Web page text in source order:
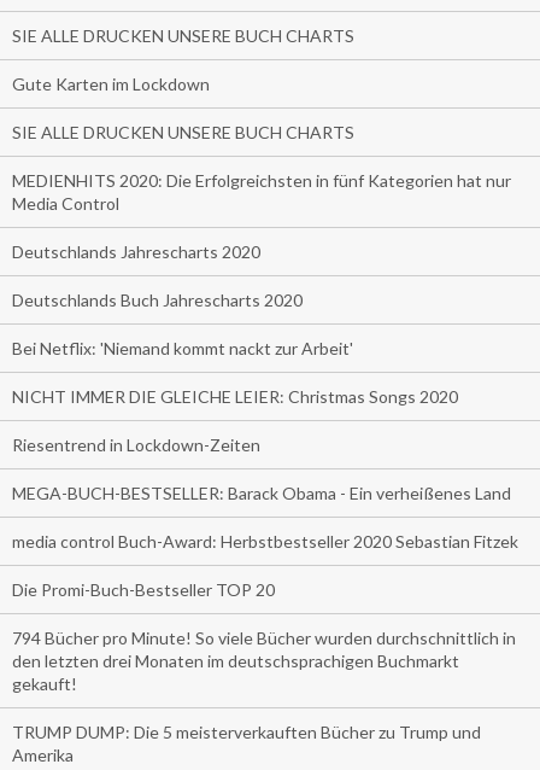
SIE ALLE DRUCKEN UNSERE BUCH CHARTS
Gute Karten im Lockdown
SIE ALLE DRUCKEN UNSERE BUCH CHARTS
MEDIENHITS 2020: Die Erfolgreichsten in fünf Kategorien hat nur
Media Control
Deutschlands Jahrescharts 2020
Deutschlands Buch Jahrescharts 2020
Bei Netflix: 'Niemand kommt nackt zur Arbeit'
NICHT IMMER DIE GLEICHE LEIER: Christmas Songs 2020
Riesentrend in Lockdown-Zeiten
MEGA-BUCH-BESTSELLER: Barack Obama - Ein verheißenes Land
media control Buch-Award: Herbstbestseller 2020 Sebastian Fitzek
Die Promi-Buch-Bestseller TOP 20
794 Bücher pro Minute! So viele Bücher wurden durchschnittlich in
den letzten drei Monaten im deutschsprachigen Buchmarkt
gekauft!
TRUMP DUMP: Die 5 meisterverkauften Bücher zu Trump und
Amerika